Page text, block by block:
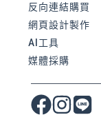
反向連結購買
網頁設計製作
AI工具
媒體採購